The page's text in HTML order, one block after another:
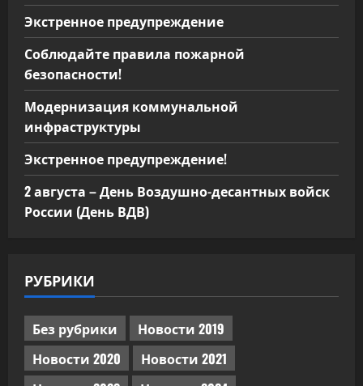
Экстренное предупреждение
Соблюдайте правила пожарной
безопасности!
Модернизация коммунальной
инфраструктуры
Экстренное предупреждение!
2 августа – День Воздушно-десантных войск
России (День ВДВ)
РУБРИКИ
Без рубрики
Новости 2019
Новости 2020
Новости 2021